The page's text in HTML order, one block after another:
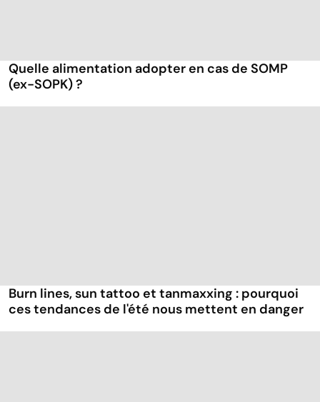
Quelle alimentation adopter en cas de SOMP
(ex-SOPK) ?
Burn lines, sun tattoo et tanmaxxing : pourquoi
ces tendances de l'été nous mettent en danger